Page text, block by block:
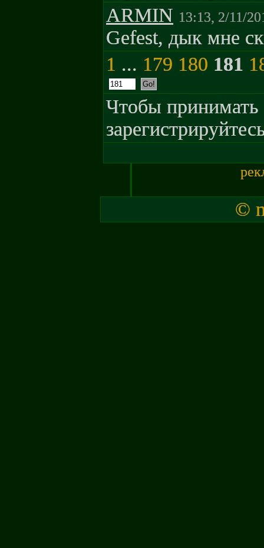
ARMIN 13:13, 2/11/
Gefest, дык мне
1 ... 179 180 181
Чтобы принимать
©